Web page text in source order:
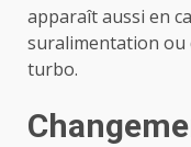
apparaît aussi en
suralimentation ou
turbo.